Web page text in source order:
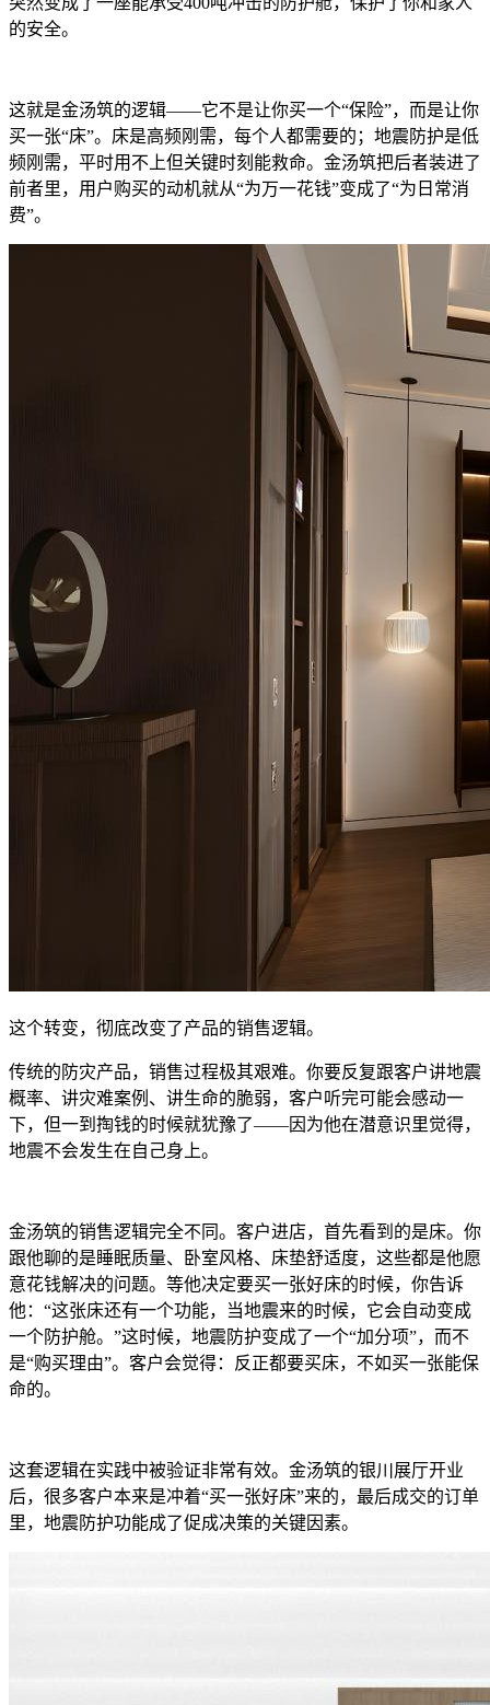
的安全。
这就是金汤筑的逻辑——它不是让你买一个“保险”，而是让你
买一张“床”。床是高频刚需，每个人都需要的；地震防护是低
频刚需，平时用不上但关键时刻能救命。金汤筑把后者装进了
前者里，用户购买的动机就从“为万一花钱”变成了“为日常消
费”。
这个转变，彻底改变了产品的销售逻辑。
传统的防灾产品，销售过程极其艰难。你要反复跟客户讲地震
概率、讲灾难案例、讲生命的脆弱，客户听完可能会感动一
下，但一到掏钱的时候就犹豫了——因为他在潜意识里觉得，
地震不会发生在自己身上。
金汤筑的销售逻辑完全不同。客户进店，首先看到的是床。你
跟他聊的是睡眠质量、卧室风格、床垫舒适度，这些都是他愿
意花钱解决的问题。等他决定要买一张好床的时候，你告诉
他：“这张床还有一个功能，当地震来的时候，它会自动变成
一个防护舱。”这时候，地震防护变成了一个“加分项”，而不
是“购买理由”。客户会觉得：反正都要买床，不如买一张能保
命的。
这套逻辑在实践中被验证非常有效。金汤筑的银川展厅开业
后，很多客户本来是冲着“买一张好床”来的，最后成交的订单
里，地震防护功能成了促成决策的关键因素。